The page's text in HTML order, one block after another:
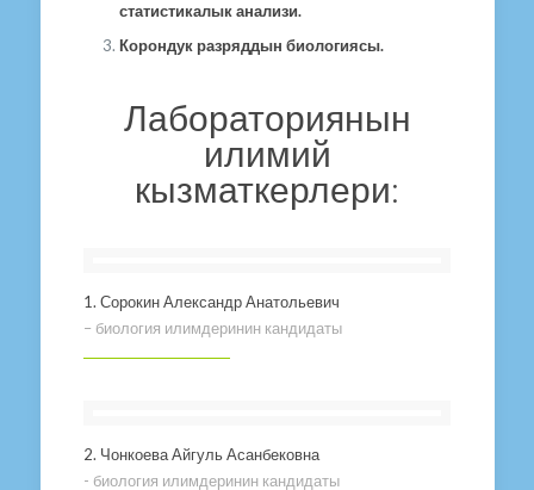
статистикалык анализи.
Корондук разряддын биологиясы.
Лабораториянын
илимий
кызматкерлери:
1. Сорокин Александр Анатольевич
– биология илимдеринин кандидаты
2. Чонкоева Айгуль Асанбековна
- биология илимдеринин кандидаты